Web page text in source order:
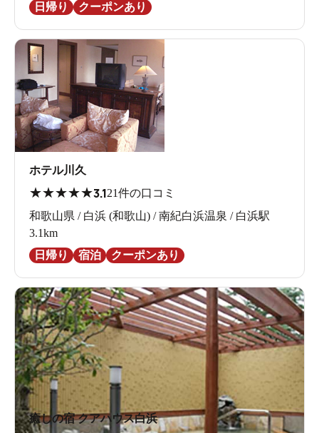
日帰り クーポンあり
ホテル川久
★★★★★3.121件の口コミ
和歌山県 / 白浜 (和歌山) / 南紀白浜温泉 / 白浜駅
3.1km
日帰り
宿泊 クーポンあり
癒しの宿 クアハウス白浜